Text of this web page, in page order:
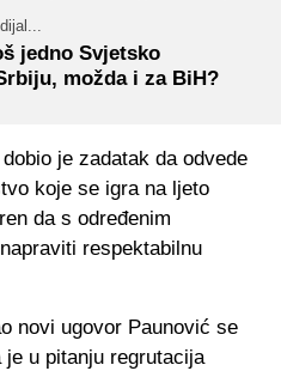
jedno Svjetsko
možda i za BiH?
je zadatak da odvede
koje se igra na ljeto
da s određenim
respektabilnu
novi ugovor Paunović se
u pitanju regrutacija